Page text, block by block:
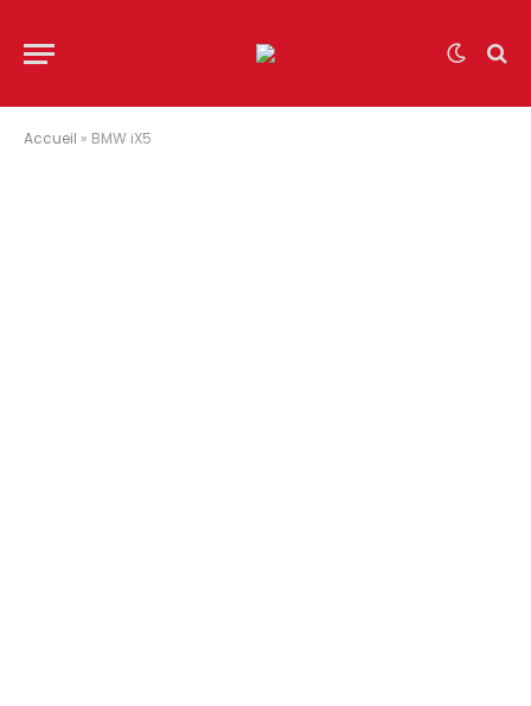
Accueil » BMW iX5